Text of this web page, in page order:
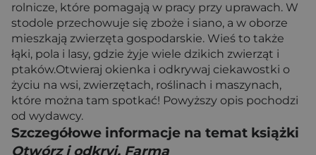
rolnicze, które pomagają w pracy przy uprawach. W
stodole przechowuje się zboże i siano, a w oborze
mieszkają zwierzęta gospodarskie. Wieś to także
łąki, pola i lasy, gdzie żyje wiele dzikich zwierząt i
ptaków.Otwieraj okienka i odkrywaj ciekawostki o
życiu na wsi, zwierzętach, roślinach i maszynach,
które można tam spotkać! Powyższy opis pochodzi
od wydawcy.
Szczegółowe informacje na temat książki
Otwórz i odkryj. Farma